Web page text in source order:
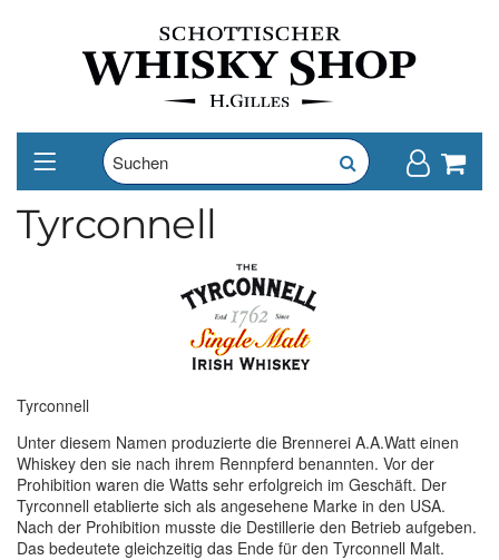
Tyrconnell
Tyrconnell
Unter diesem Namen produzierte die Brennerei A.A.Watt einen
Whiskey den sie nach ihrem Rennpferd benannten. Vor der
Prohibition waren die Watts sehr erfolgreich im Geschäft. Der
Tyrconnell etablierte sich als angesehene Marke in den USA.
Nach der Prohibition musste die Destillerie den Betrieb aufgeben.
Das bedeutete gleichzeitig das Ende für den Tyrconnell Malt.